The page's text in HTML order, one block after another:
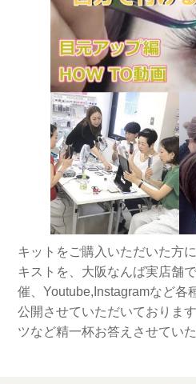
キットをご購入いただいた方
キストを、大阪なんば実店舗
催、Youtube,Instagramなど各
公開させていただいておりま
ツなど精一杯お答えさせてい